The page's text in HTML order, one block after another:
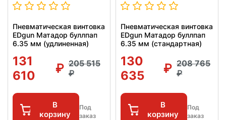
Пневматическая винтовка
EDgun Матадор буллпап
6.35 мм (удлиненная)
131
610
205 515
В
корзину
Под
заказ
Пневматическая винтовка
EDgun Матадор буллпап
6.35 мм (стандартная)
130
635
208 765
В
корзину
Под
заказ